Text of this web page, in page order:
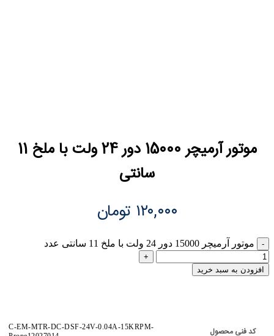
موتور آرمیچر 15000 دور 24 ولت با ملخ 11
سانتی
۱۲۰,۰۰۰ تومان
موتور آرمیچر 15000 دور 24 ولت با ملخ 11 سانتی عدد
افزودن به سبد خرید
کد فنی محصول
C-EM-MTR-DC-DSF-24V-0.04A-15KRPM-